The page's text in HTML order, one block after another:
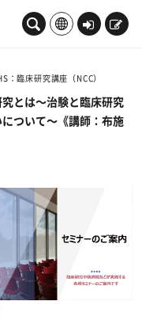
ロ
イ
新
：臨床研究講座（NCC）
とは～治験と臨床研究
ついて～《講師：布施